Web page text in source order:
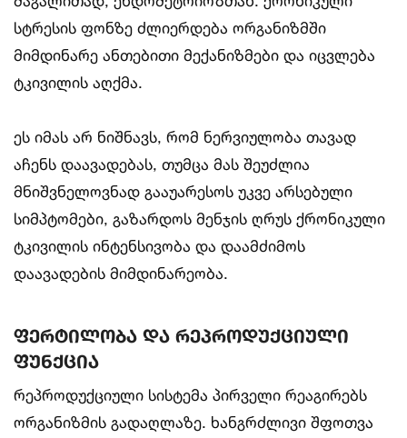
სტრესის ფონზე ძლიერდება ორგანიზმში
მიმდინარე ანთებითი მექანიზმები და იცვლება
ტკივილის აღქმა.
ეს იმას არ ნიშნავს, რომ ნერვიულობა თავად
აჩენს დაავადებას, თუმცა მას შეუძლია
მნიშვნელოვნად გააუარესოს უკვე არსებული
სიმპტომები, გაზარდოს მენჯის ღრუს ქრონიკული
ტკივილის ინტენსივობა და დაამძიმოს
დაავადების მიმდინარეობა.
ფერტილობა და რეპროდუქციული
ფუნქცია
რეპროდუქციული სისტემა პირველი რეაგირებს
ორგანიზმის გადაღლაზე. ხანგრძლივი შფოთვა